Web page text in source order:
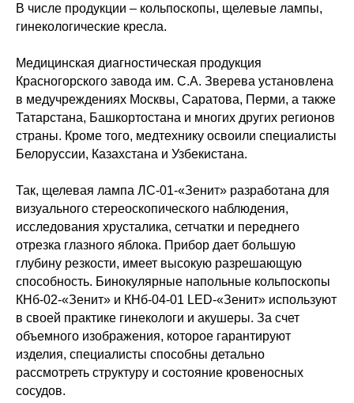
В числе продукции – кольпоскопы, щелевые лампы,
гинекологические кресла.
Медицинская диагностическая продукция
Красногорского завода им. С.А. Зверева установлена
в медучреждениях Москвы, Саратова, Перми, а также
Татарстана, Башкортостана и многих других регионов
страны. Кроме того, медтехнику освоили специалисты
Белоруссии, Казахстана и Узбекистана.
Так, щелевая лампа ЛС-01-«Зенит» разработана для
визуального стереоскопического наблюдения,
исследования хрусталика, сетчатки и переднего
отрезка глазного яблока. Прибор дает большую
глубину резкости, имеет высокую разрешающую
способность. Бинокулярные напольные кольпоскопы
КНб-02-«Зенит» и КНб-04-01 LED-«Зенит» используют
в своей практике гинекологи и акушеры. За счет
объемного изображения, которое гарантируют
изделия, специалисты способны детально
рассмотреть структуру и состояние кровеносных
сосудов.